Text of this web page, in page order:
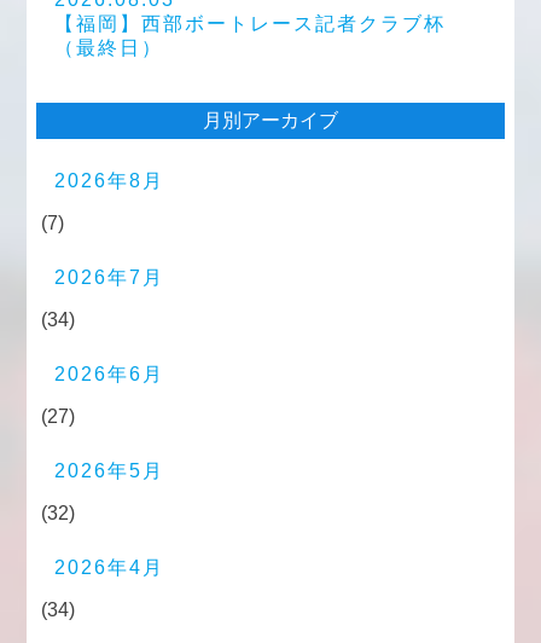
【福岡】西部ボートレース記者クラブ杯
（最終日）
月別アーカイブ
2026年8月
(7)
2026年7月
(34)
2026年6月
(27)
2026年5月
(32)
2026年4月
(34)